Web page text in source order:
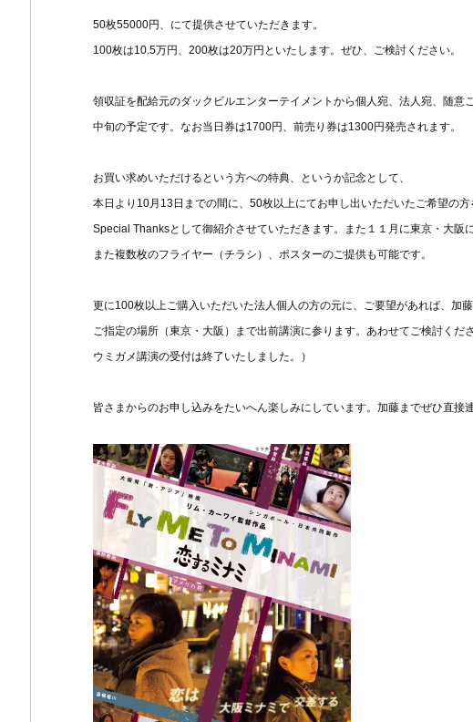
50枚55000円、にて提供させていただきます。
100枚は10.5万円、200枚は20万円といたします。ぜひ、ご検討ください。
領収証を配給元のダックビルエンターテイメントから個人宛、法人宛、随意
中旬の予定です。なお当日券は1700円、前売り券は1300円発売されます。
お買い求めいただけるという方への特典、というか記念として、
本日より10月13日までの間に、50枚以上にてお申し出いただいたご希望の
Special Thanksとして御紹介させていただきます。また１１月に東京・大阪
また複数枚のフライヤー（チラシ）、ポスターのご提供も可能です。
更に100枚以上ご購入いただいた法人個人の方の元に、ご要望があれば、加
ご指定の場所（東京・大阪）まで出前講演に参ります。あわせてご検討くだ
ウミガメ講演の受付は終了いたしました。）
皆さまからのお申し込みをたいへん楽しみにしています。加藤までぜひ直接